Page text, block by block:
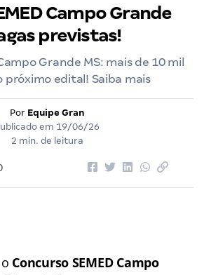
Campo Grande
previstas!
Grande MS: mais de 10 mil
próximo edital! Saiba mais
Por Equipe Gran
em 19/06/26
2 min. de leitura
Concurso SEMED Campo